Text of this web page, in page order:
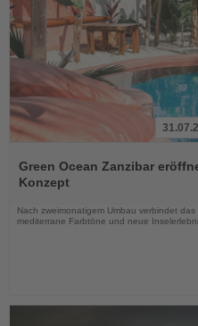
Sie
die
Nachrichten
Green Ocean Zanzibar
Konzept
Nach zweimonatigem Umbau verbindet
mediterrane Farbtöne und neue